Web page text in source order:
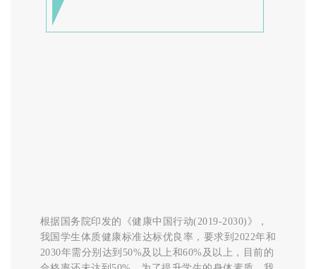
根据国务院印发的《健康中国行动(2019-2030)》，
我国学生体质健康标准达标优良率，要求到2022年和
2030年需分别达到50%及以上和60%及以上，目前的